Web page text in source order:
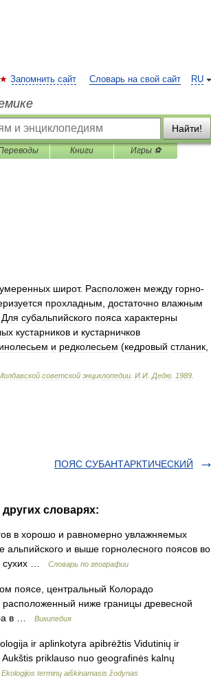
RU
Запомнить сайт Словарь на свой сайт
Найти!
Книги Игры ⚽
умеренных широт. Расположен между горно-
прохладным достаточно влажным
Для субальпийского пояса характерны
кустарников и кустарничков
и редколесьем (кедровый стланик
советской энциклопедии И И Дедю 1989
ПОЯС СУБАНТАРКТИЧЕСКИЙ
словарях:
в хорошо и равномерно увлажняемых
и выше горнолесного поясов во
сухих …
Словарь по географии
поясе, центральный Колорадо
ниже границы древесной
в …
Википедия
ir aplinkotyra apibrėžtis Vidutinių ir
priklauso nuo geografinės kalnų
Ekologijos terminų aiškinamasis žodynas